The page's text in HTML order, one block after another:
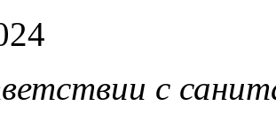
с